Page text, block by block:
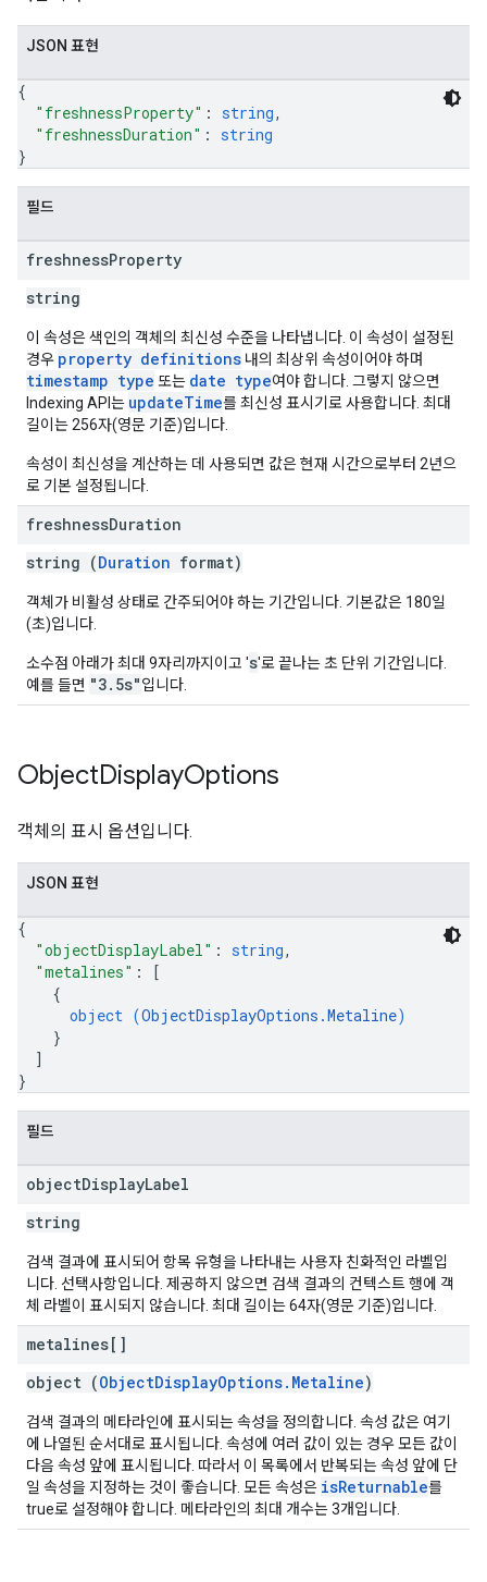
JSON 표현
{
"freshnessProperty" : string,
"freshnessDuration" : string
}
필드
freshnessProperty
string
이 속성은 색인의 객체의 최신성 수준을 나타냅니다. 이 속성이 설정된
경우 property definitions 내의 최상위 속성이어야 하며
timestamp type 또는 date type여야 합니다. 그렇지 않으면
Indexing API는 updateTime를 최신성 표시기로 사용합니다. 최대
길이는 256자(영문 기준)입니다.
속성이 최신성을 계산하는 데 사용되면 값은 현재 시간으로부터 2년으
로 기본 설정됩니다.
freshnessDuration
string (Duration format)
객체가 비활성 상태로 간주되어야 하는 기간입니다. 기본값은 180일
(초)입니다.
소수점 아래가 최대 9자리까지이고 's'로 끝나는 초 단위 기간입니다.
예를 들면 "3.5s"입니다.
ObjectDisplayOptions
객체의 표시 옵션입니다.
JSON 표현
{
"objectDisplayLabel" : string,
"metalines" :
[
{
object (ObjectDisplayOptions.Metaline)
}
]
}
필드
objectDisplayLabel
string
검색 결과에 표시되어 항목 유형을 나타내는 사용자 친화적인 라벨입
니다. 선택사항입니다. 제공하지 않으면 검색 결과의 컨텍스트 행에 객
체 라벨이 표시되지 않습니다. 최대 길이는 64자(영문 기준)입니다.
metalines[]
object (ObjectDisplayOptions.Metaline)
검색 결과의 메타라인에 표시되는 속성을 정의합니다. 속성 값은 여기
에 나열된 순서대로 표시됩니다. 속성에 여러 값이 있는 경우 모든 값이
다음 속성 앞에 표시됩니다. 따라서 이 목록에서 반복되는 속성 앞에 단
일 속성을 지정하는 것이 좋습니다. 모든 속성은 isReturnable를
true로 설정해야 합니다. 메타라인의 최대 개수는 3개입니다.